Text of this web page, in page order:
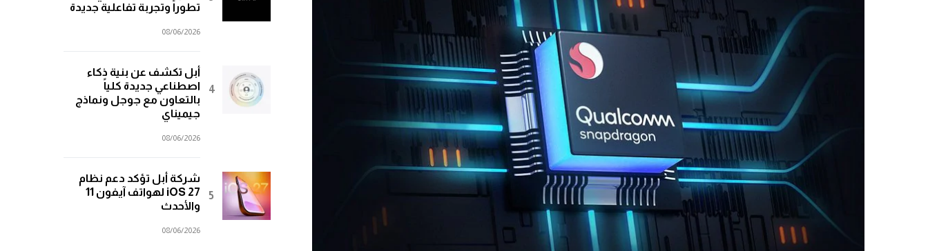
تطوراً وتجربة تفاعلية جديدة
08/06/2026
أبل تكشف عن بنية ذكاء
اصطناعي جديدة كلياً
بالتعاون مع جوجل ونماذج
جيميناي
08/06/2026
شركة أبل تؤكد دعم نظام
iOS 27 لهواتف آيفون 11
والأحدث
08/06/2026